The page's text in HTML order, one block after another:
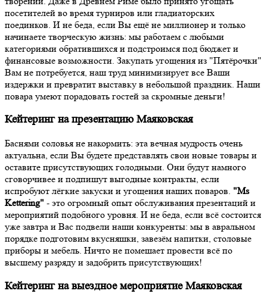
посетителей во время турниров или гладиаторских
поединков. И не беда, если Вы ещё не миллионер и только
начинаете творческую жизнь: мы работаем с любыми
категориями обратившихся и подстроимся под бюджет и
финансовые возможности. Закупать угощения из "Пятёрочки"
Вам не потребуется, наш труд минимизирует все Ваши
издержки и превратит выставку в небольшой праздник. Наши
повара умеют порадовать гостей за скромные деньги!
Кейтеринг на презентацию Маяковская
Баснями соловья не накормить: эта вечная мудрость очень
актуальна, если Вы будете представлять свои новые товары и
оставите присутствующих голодными. Они будут намного
сговорчивее и подпишут выгодные контракты, если
испробуют лёгкие закуски и угощения наших поваров. "Ms
Kettering" - это огромный опыт обслуживания презентаций и
мероприятий подобного уровня. И не беда, если всё состоится
уже завтра и Вас подвели наши конкуренты: мы в авральном
порядке подготовим вкусняшки, завезём напитки, столовые
приборы и мебель. Ничто не помешает провести всё по
высшему разряду и задобрить присутствующих!
Кейтеринг на выездное мероприятие Маяковская